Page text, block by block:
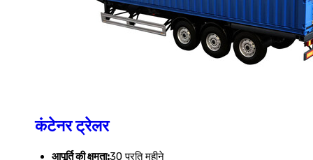
कंटेनर ट्रेलर
आपूर्ति की क्षमता:30 प्रति महीने